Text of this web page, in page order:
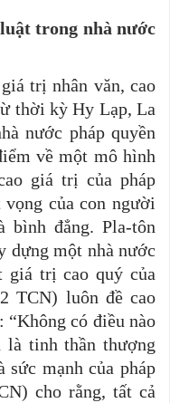
trong nhà nước
trị nhân văn, cao
thời kỳ Hy Lạp, La
nước pháp quyền
về một mô hình
giá trị của pháp
của con người
bình đẳng. Pla-tôn
dựng một nhà nước
giá trị cao quý của
TCN) luôn đề cao
“Không có điều nào
tinh thần thượng
mạnh của pháp
cho rằng, tất cả